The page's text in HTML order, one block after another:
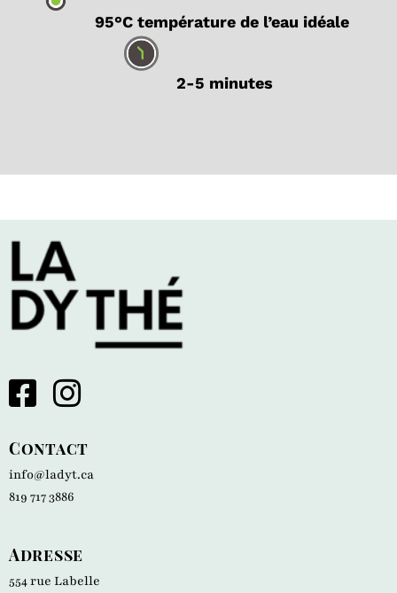
95°C température de l’eau idéale
2-5 minutes
Contact
info@ladyt.ca
819 717 3886
Adresse
554 rue Labelle